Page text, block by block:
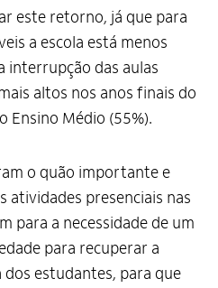
este retorno, já que para
a escola está menos
interrupção das aulas
altos nos anos finais do
Ensino Médio (55%).
o quão importante e
atividades presenciais nas
para a necessidade de um
para recuperar a
estudantes, para que